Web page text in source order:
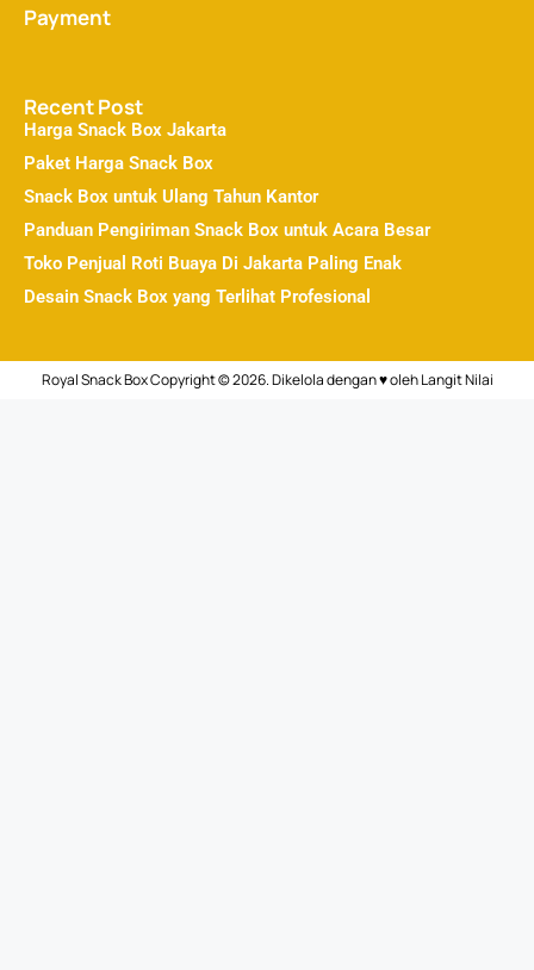
Payment
Recent Post
Harga Snack Box Jakarta
Paket Harga Snack Box
Snack Box untuk Ulang Tahun Kantor
Panduan Pengiriman Snack Box untuk Acara Besar
Toko Penjual Roti Buaya Di Jakarta Paling Enak
Desain Snack Box yang Terlihat Profesional
Royal Snack Box Copyright © 2026. Dikelola dengan ♥ olehLangit Nilai